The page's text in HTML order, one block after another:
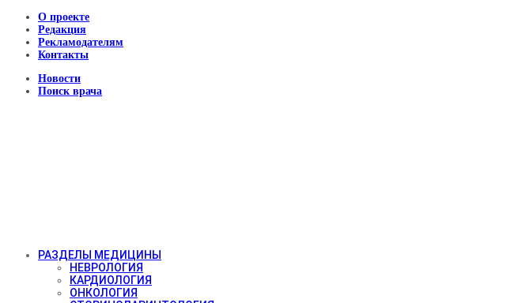
О проекте
Редакция
Рекламодателям
Контакты
Новости
Поиск врача
РАЗДЕЛЫ МЕДИЦИНЫ
НЕВРОЛОГИЯ
КАРДИОЛОГИЯ
ОНКОЛОГИЯ